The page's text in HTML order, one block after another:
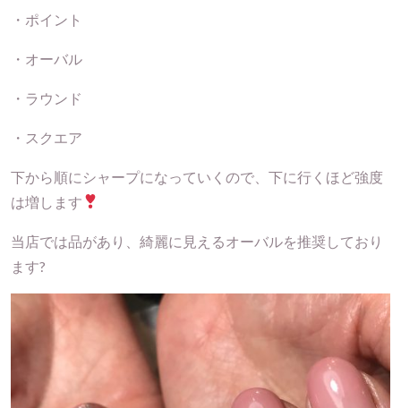
・ポイント
・オーバル
・ラウンド
・スクエア
下から順にシャープになっていくので、下に行くほど強度
は増します
当店では品があり、綺麗に見えるオーバルを推奨しており
ます?